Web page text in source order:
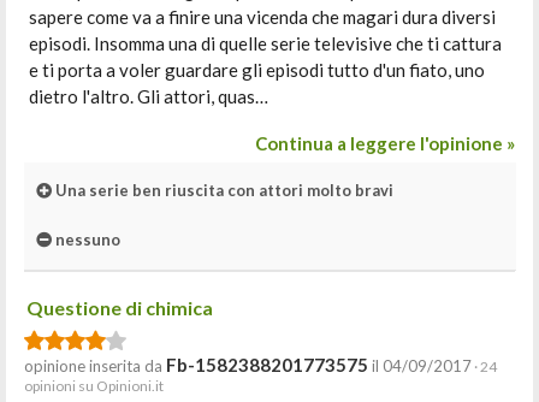
sapere come va a finire una vicenda che magari dura diversi
episodi. Insomma una di quelle serie televisive che ti cattura
e ti porta a voler guardare gli episodi tutto d'un fiato, uno
dietro l'altro. Gli attori, quas…
Continua a leggere l'opinione »
Una serie ben riuscita con attori molto bravi
nessuno
Questione di chimica
opinione inserita da Fb-1582388201773575 il 04/09/2017 · 24
opinioni su Opinioni.it